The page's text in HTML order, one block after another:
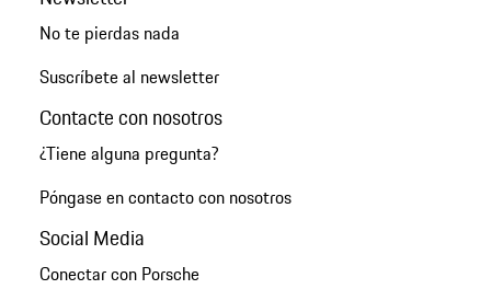
No te pierdas nada
Suscríbete al newsletter
Contacte con nosotros
¿Tiene alguna pregunta?
Póngase en contacto con nosotros
Social Media
Conectar con Porsche